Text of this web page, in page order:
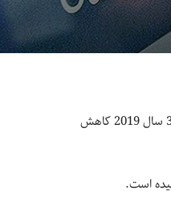
داده‌های منتشر شده نشان می‌دهد که در سال گذشته به 184،370 مهاجر اقامت دائم اعطا شده که در مقایسه با رقم 341،175 سال 2019 کاهش